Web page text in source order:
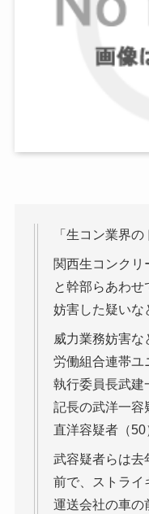
「生コン業界
関西生コンクリ
と幹部らあわ
妨害した疑いな
威力業務妨害な
労働組合連帯ユ
執行委員長武建
記長の武洋一容
直洋容疑者（50
武容疑者らは去
前で、ストライ
運送会社の車の